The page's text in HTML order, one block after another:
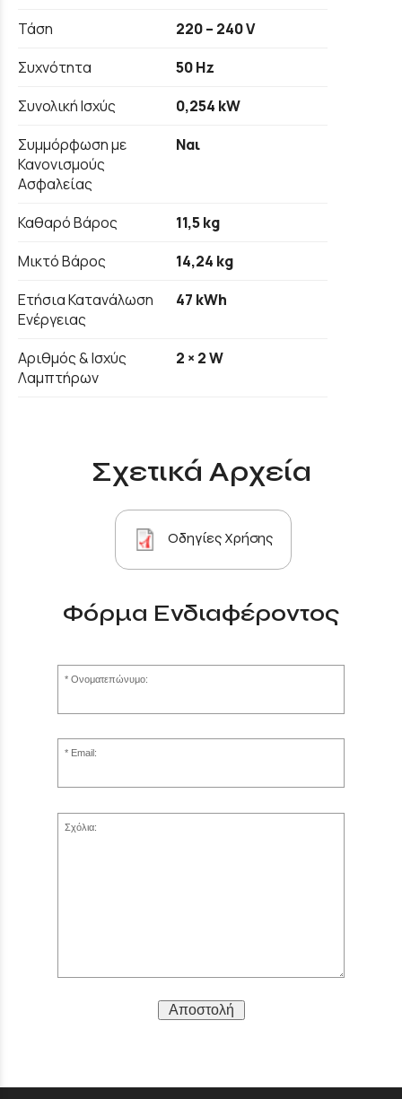
Τάση
220 – 240 V
Συχνότητα
50 Hz
Συνολική Ισχύς
0,254 kW
Συμμόρφωση με
Κανονισμούς
Ασφαλείας
Ναι
Καθαρό Βάρος
11,5 kg
Μικτό Βάρος
14,24 kg
Ετήσια Κατανάλωση
Ενέργειας
47 kWh
Αριθμός & Ισχύς
Λαμπτήρων
2 × 2 W
Σχετικά Αρχεία
Οδηγίες Χρήσης
Φόρμα Ενδιαφέροντος
Ονοματεπώνυμο:
Email:
Σχόλια:
Αποστολή